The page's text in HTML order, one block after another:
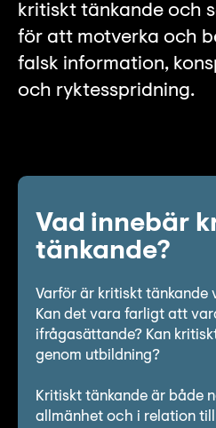
kritiskt tänkande och
för att motverka och
falsk information,
och ryktesspridning.
Vad innebär
tänkande?
Varför är kritiskt tänkande
Kan det vara farligt att
ifrågasättande? Kan
genom utbildning?
Kritiskt tänkande är både
allmänhet och i relation